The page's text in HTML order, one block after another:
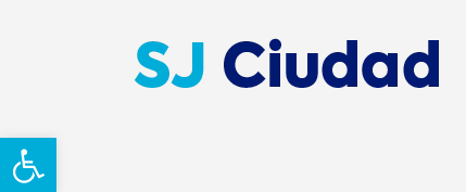
Abrir barra de herramientas